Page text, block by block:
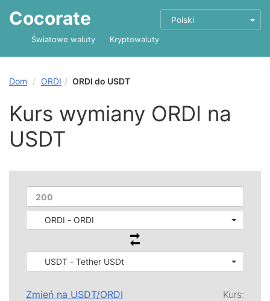
Cocorate Polski
Światowe waluty Kryptowaluty
Dom ORDI ORDI do USDT
Kurs wymiany ORDI na
USDT
ORDI - ORDI
USDT - Tether USDt
Zmień na USDT/ORDI
Kurs: